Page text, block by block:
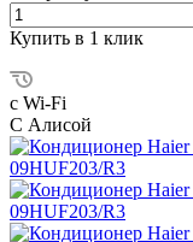
Купить в 1 клик
с Wi-Fi
С Алисой